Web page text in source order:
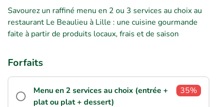
Savourez un raffiné menu en 2 ou 3 services au choix au
restaurant Le Beaulieu à Lille : une cuisine gourmande
faite à partir de produits locaux, frais et de saison
Forfaits
Menu en 2 services au choix (entrée +
plat ou plat + dessert)
35%